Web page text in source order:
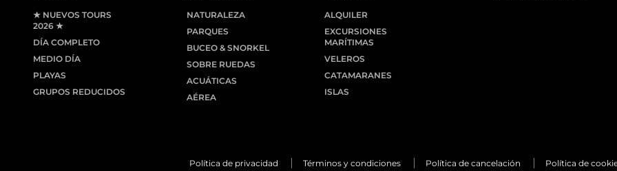
★ NUEVOS TOURS
2026 ★
DÍA COMPLETO
MEDIO DÍA
PLAYAS
GRUPOS REDUCIDOS
NATURALEZA
PARQUES
BUCEO & SNORKEL
SOBRE RUEDAS
ACUÁTICAS
AÉREA
ALQUILER
EXCURSIONES
MARÍTIMAS
VELEROS
CATAMARANES
ISLAS
Política de privacidad Términos y condiciones Política de cancelación Política de